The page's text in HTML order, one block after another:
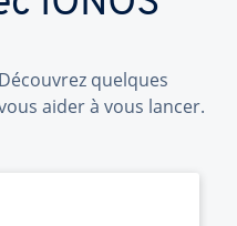
quelques
aider à vous lancer.